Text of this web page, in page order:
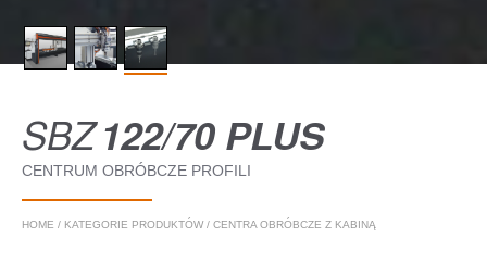
SBZ122/70 PLUS
CENTRUM OBRÓBCZE PROFILI
HOME / KATEGORIE PRODUKTÓW/ CENTRA OBRÓBCZE Z KABINĄ